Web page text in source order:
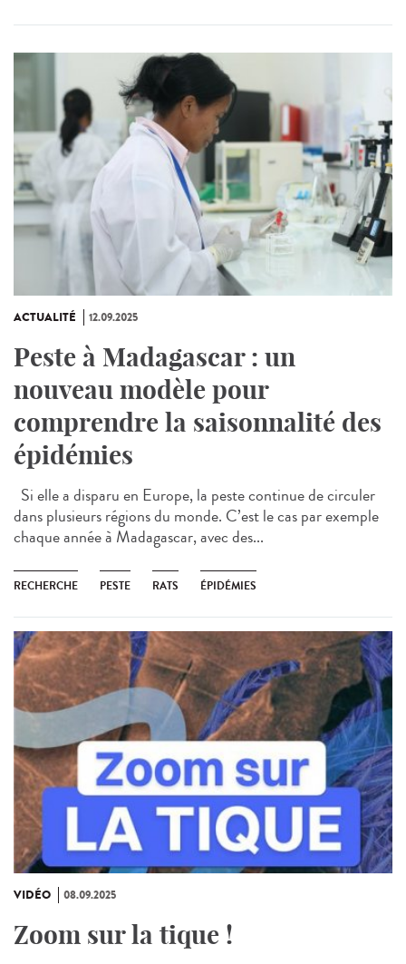
ACTUALITÉ 12.09.2025
Peste à Madagascar : un
nouveau modèle pour
comprendre la saisonnalité des
épidémies
Si elle a disparu en Europe, la peste continue de circuler
dans plusieurs régions du monde. C’est le cas par exemple
chaque année à Madagascar, avec des...
RECHERCHE PESTE RATS ÉPIDÉMIES
VIDÉO 08.09.2025
Zoom sur la tique !